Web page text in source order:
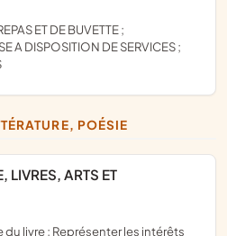
A DISPOSITION DE SERVICES ;
POÉSIE